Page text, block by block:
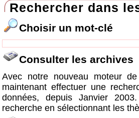
Rechercher dans
Choisir un mot-clé
Consulter les archives
Avec notre nouveau moteur
maintenant effectuer une
données, depuis Janvier
recherche en sélectionnant les